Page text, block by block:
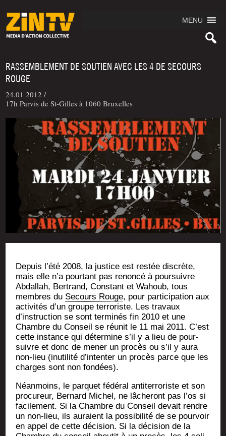
MENU
RASSEMBLEMENT DE SOUTIEN AVEC LES 4 DE SECOURS
ROUGE
24.01 2012 /
17h Parvis de St-Gilles à 1060 Bruxelles
Depuis l’été 2008, la jus­tice est res­tée dis­crète,
mais elle n’a pour­tant pas renon­cé à pour­suivre
Abdal­lah, Ber­trand, Constant et Wahoub, tous
membres du Secours Rouge, pour par­ti­ci­pa­tion aux
acti­vi­tés d’un groupe ter­ro­riste. Les tra­vaux
d’instruction se sont ter­mi­nés fin 2010 et une
Chambre du Conseil se réunit le 11 mai 2011. C’est
cette ins­tance qui déter­mine s’il y a lieu de pour­
suivre et donc de mener un pro­cès ou s’il y aura
non-lieu (inuti­li­té d’intenter un pro­cès parce que les
charges sont non fondées).
Néan­moins, le par­quet fédé­ral anti­ter­ro­riste et son
pro­cu­reur, Ber­nard Michel, ne lâche­ront pas l’os si
faci­le­ment. Si la Chambre du Conseil devait rendre
un non-lieu, ils auraient la pos­si­bi­li­té de se pour­voir
en appel de cette déci­sion. Si la déci­sion de la